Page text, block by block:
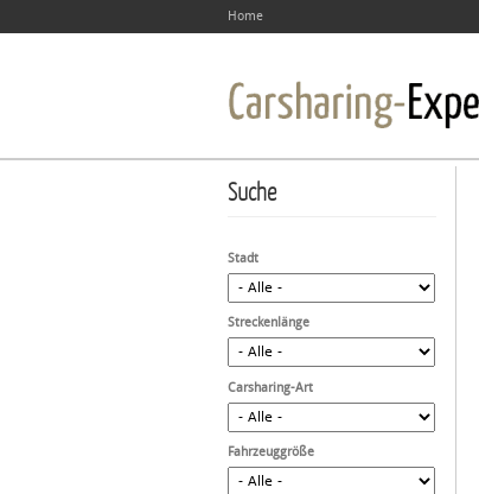
Home
Suche
Stadt
Streckenlänge
Carsharing-Art
Fahrzeuggröße